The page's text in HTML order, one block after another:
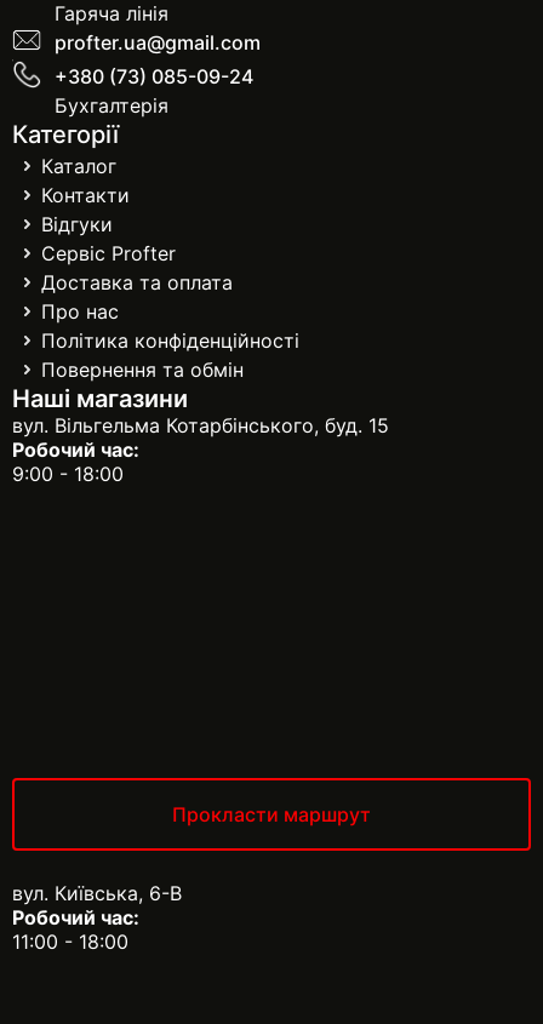
Гаряча лінія
profter.ua@gmail.com
+380 (73) 085-09-24
Бухгалтерія
Категорії
Каталог
Контакти
Відгуки
Сервіс Profter
Доставка та оплата
Про нас
Політика конфіденційності
Повернення та обмін
Наші магазини
вул. Вільгельма Котарбінського, буд. 15
Робочий час:
9:00 - 18:00
Прокласти маршрут
вул. Київська, 6-В
Робочий час:
11:00 - 18:00